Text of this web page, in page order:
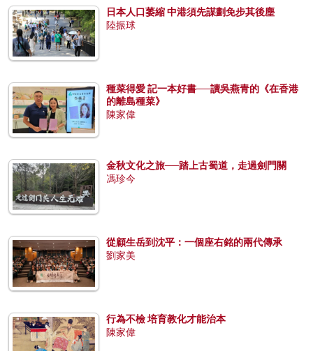
日本人口萎縮 中港須先謀劃免步其後塵
陸振球
種菜得愛 記一本好書──讀吳燕青的《在香港
的離島種菜》
陳家偉
金秋文化之旅──踏上古蜀道，走過劍門關
馮珍今
從顧生岳到沈平：一個座右銘的兩代傳承
劉家美
行為不檢 培育教化才能治本
陳家偉